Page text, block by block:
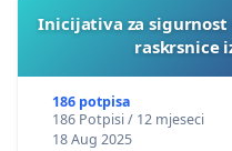
Inicijativa za sigurnost
raskrsnice
186 potpisa
186 Potpisi / 12 mjeseci
18 Aug 2025